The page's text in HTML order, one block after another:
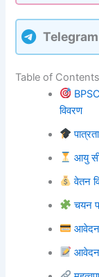
Table of Contents
विवरण
आयु
वेतन
चयन